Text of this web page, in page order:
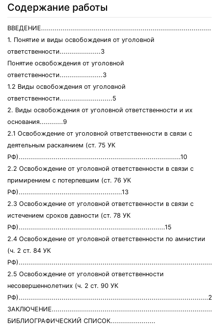
Содержание работы
1. Понятие и виды освобождения от уголовной
ответственности.....................3
Понятие освобождения от уголовной
ответственности......................3
1.2 Виды освобождения от уголовной
ответственности...........................5
2. Виды освобождения от уголовной ответственности и их
основания............9
2.1 Освобождение от уголовной ответственности в связи с
деятельным раскаянием (ст. 75 УК
РФ)...................................................................................10
2.2 Освобождение от уголовной ответственности в связи с
примирением с потерпевшим (ст. 76 УК
РФ).....................................................13
2.3 Освобождение от уголовной ответственности в связи с
истечением сроков давности (ст. 78 УК
РФ)...........................................................................15
2.4 Освобождение от уголовной ответственности по амнистии
(ч. 2 ст. 84 УК
2.5 Освобождение от уголовной ответственности
несовершеннолетних (ч. 2 ст. 90 УК
РФ).................................................................................................21
БИБЛИОГРАФИЧЕСКИЙ СПИСОК.......................